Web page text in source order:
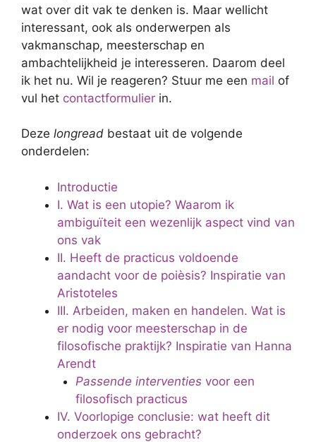
wat over dit vak te denken is. Maar wellicht
interessant, ook als onderwerpen als
vakmanschap, meesterschap en
ambachtelijkheid je interesseren. Daarom deel
ik het nu. Wil je reageren? Stuur me een mail of
vul het contactformulier in.
Deze longread bestaat uit de volgende
onderdelen:
Introductie
I. Wat is een utopie? Waarom ik
ambiguïteit een wezenlijk aspect vind van
ons vak
II. Heeft de practicus voldoende
aandacht voor de poièsis? Inspiratie van
Aristoteles
III. Arbeiden, maken en handelen. Wat is
er nodig voor meesterschap in de
filosofische praktijk? Inspiratie van Hanna
Arendt
Passende interventiesvoor een
filosofisch practicus
IV. Voorlopige conclusie: wat heeft dit
onderzoek ons gebracht?